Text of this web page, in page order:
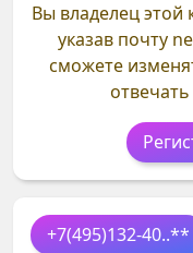
+7(495)132-40..**
Вы владелец этой
указав почту
сможете